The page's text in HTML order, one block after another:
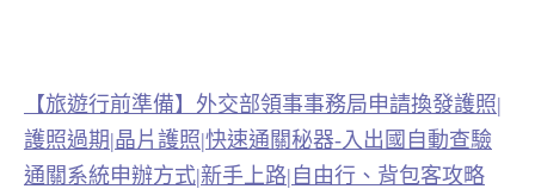
【旅遊行前準備】外交部領事事務局申請換發護照|
護照過期|晶片護照|快速通關秘器-入出國自動查驗
通關系統申辦方式|新手上路|自由行、背包客攻略